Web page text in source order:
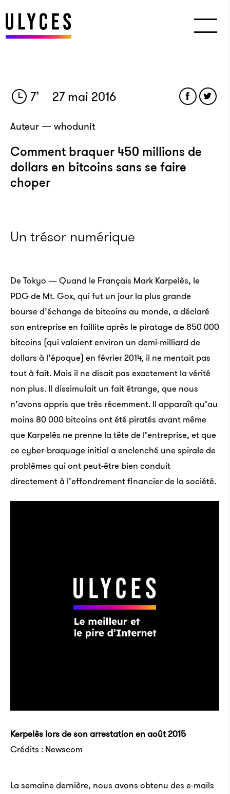
7’ 27 mai 2016
Auteur — whodunit
Comment braquer 450 millions de
dollars en bitcoins sans se faire
choper
Un trésor numérique
De Tokyo — Quand le Français Mark Karpelès, le
PDG de Mt. Gox, qui fut un jour la plus grande
bourse d’échange de bitcoins au monde, a déclaré
son entreprise en faillite après le piratage de 850 000
bitcoins (qui valaient environ un demi-milliard de
dollars à l’époque) en février 2014, il ne mentait pas
tout à fait. Mais il ne disait pas exactement la vérité
non plus. Il dissimulait un fait étrange, que nous
n’avons appris que très récemment. Il apparaît qu’au
moins 80 000 bitcoins ont été piratés avant même
que Karpelès ne prenne la tête de l’entreprise, et que
ce cyber-braquage initial a enclenché une spirale de
problèmes qui ont peut-être bien conduit
directement à l’effondrement financier de la société.
Kerpelès lors de son arrestation en août 2015
Crédits : Newscom
La semaine dernière, nous avons obtenu des e-mails